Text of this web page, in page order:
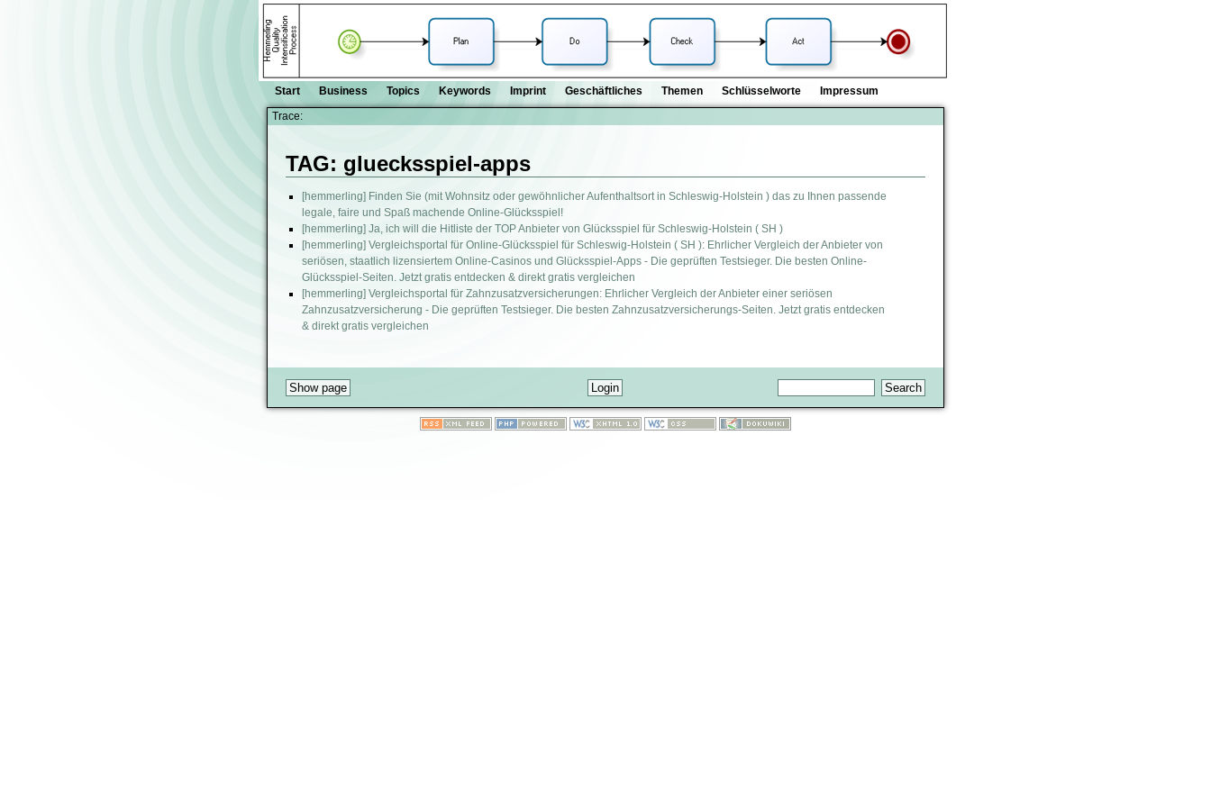
Start Business Topics Keywords Imprint Geschäftliches Themen Schlüsselworte
Impressum
Trace:
TAG: gluecksspiel-apps
[hemmerling] Finden Sie (mit Wohnsitz oder gewöhnlicher Aufenthaltsort in Schleswig-Holstein ) das zu Ihnen passende
legale, faire und Spaß machende Online-Glücksspiel!
[hemmerling] Ja, ich will die Hitliste der TOP Anbieter von Glücksspiel für Schleswig-Holstein ( SH )
[hemmerling] Vergleichsportal für Online-Glücksspiel für Schleswig-Holstein ( SH ): Ehrlicher Vergleich der Anbieter von
seriösen, staatlich lizensiertem Online-Casinos und Glücksspiel-Apps - Die geprüften Testsieger. Die besten Online-
Glücksspiel-Seiten. Jetzt gratis entdecken & direkt gratis vergleichen
[hemmerling] Vergleichsportal für Zahnzusatzversicherungen: Ehrlicher Vergleich der Anbieter einer seriösen
Zahnzusatzversicherung - Die geprüften Testsieger. Die besten Zahnzusatzversicherungs-Seiten. Jetzt gratis entdecken
& direkt gratis vergleichen